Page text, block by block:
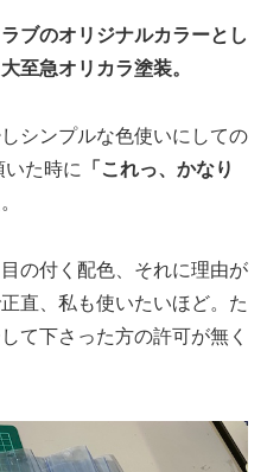
ブのオリジナルカラーとし
至急オリカラ塗装。
シンプルな色使いにしての
た時に
「これっ、かなり
の付く配色、それに理由が
直、私も使いたいほど。た
て下さった方の許可が無く